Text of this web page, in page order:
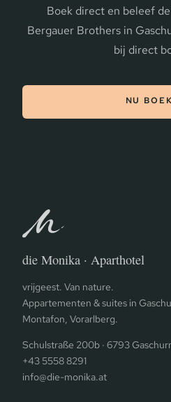
Boek direct en beleef
Bergauer Brothers in
bij direct
NU
die Monika · Aparthotel
vrijgeest. Van nature.
Appartementen & suites in
Montafon, Vorarlberg.
Schulstraße 200b · 6793
+43 5558 8291
info@die-monika.at